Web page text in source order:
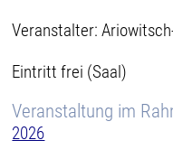
Veranstalter:
Eintritt frei (Saal)
Veranstaltung im
2026